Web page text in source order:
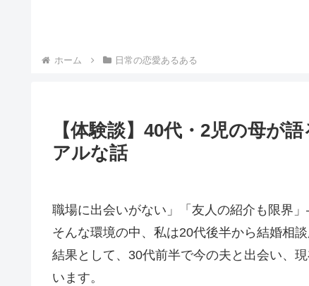
ホーム 日常の恋愛あるある
【体験談】40代・2児の母が
アルな話
職場に出会いがない」「友人の紹介も限界
そんな環境の中、私は20代後半から結婚相
結果として、30代前半で今の夫と出会い、
います。